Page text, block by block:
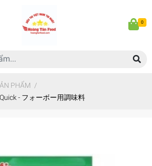
0
PHẨM /
- フォーボー用調味料